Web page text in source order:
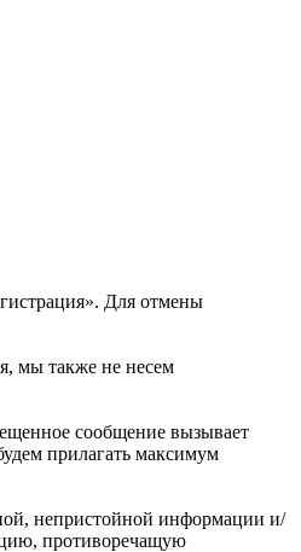
Для отмены
мы также не несем
сообщение вызывает
прилагать максимум
непристойной информации и/
противоречащую